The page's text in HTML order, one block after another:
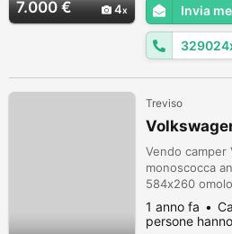
7.000 € 4 Invia
Treviso
Vendo camper
monoscocca
584x260
climatizzatore
Generatore
1 anno fa
persone